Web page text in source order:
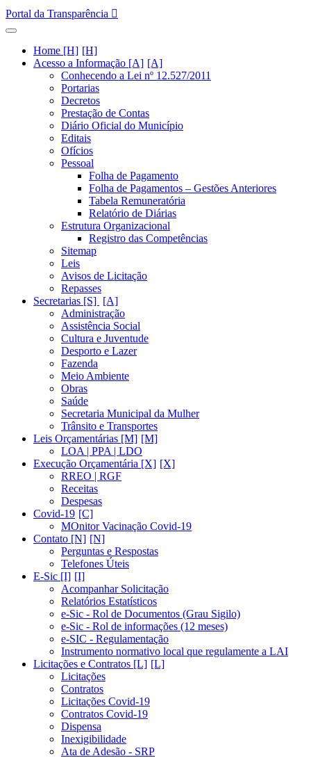
Portal da Transparência
Home [H]
Acesso a Informação [A]
Conhecendo a Lei nº 12.527/2011
Portarias
Decretos
Prestação de Contas
Diário Oficial do Município
Editais
Ofícios
Pessoal
Folha de Pagamento
Folha de Pagamentos – Gestões Anteriores
Tabela Remuneratória
Relatório de Diárias
Estrutura Organizacional
Registro das Competências
Sitemap
Leis
Avisos de Licitação
Repasses
Secretarias [S]
Administração
Assistência Social
Cultura e Juventude
Desporto e Lazer
Fazenda
Meio Ambiente
Obras
Saúde
Secretaria Municipal da Mulher
Trânsito e Transportes
Leis Orçamentárias [M]
LOA | PPA | LDO
Execução Orçamentária [X]
RREO | RGF
Receitas
Despesas
Covid-19
MOnitor Vacinação Covid-19
Contato [N]
Perguntas e Respostas
Telefones Úteis
E-Sic [I]
Acompanhar Solicitação
Relatórios Estatísticos
e-Sic - Rol de Documentos (Grau Sigilo)
e-Sic - Rol de informações (12 meses)
e-SIC - Regulamentação
Instrumento normativo local que regulamente a LAI
Licitações e Contratos [L]
Licitações
Contratos
Licitações Covid-19
Contratos Covid-19
Dispensa
Inexigibilidade
Ata de Adesão - SRP